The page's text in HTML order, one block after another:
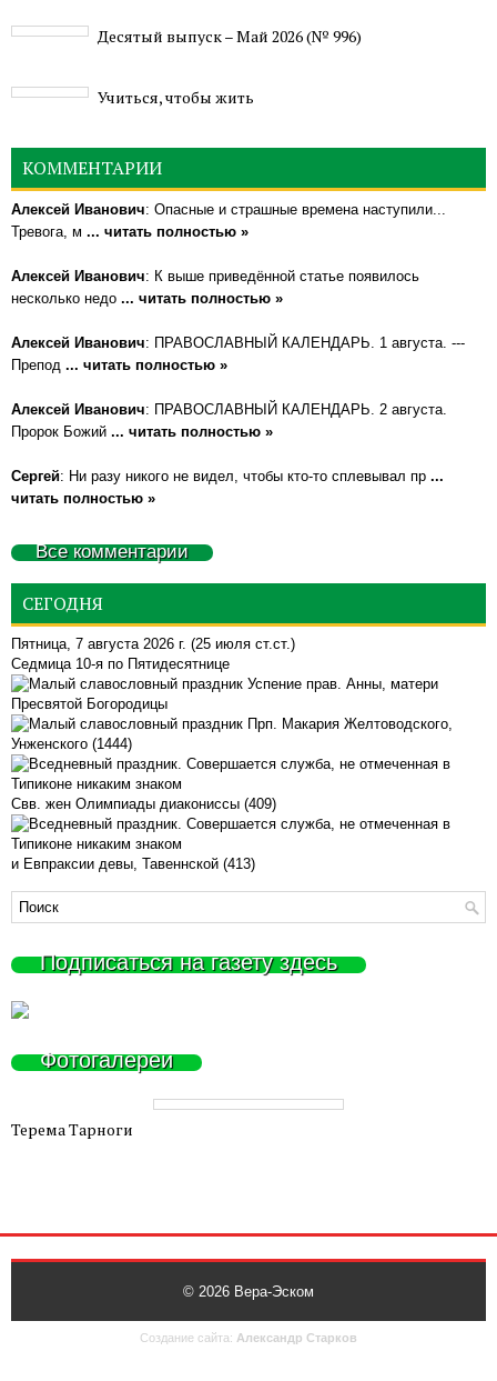
Деcятый выпуск – Май 2026 (№ 996)
Учиться, чтобы жить
КОММЕНТАРИИ
Алексей Иванович: Опасные и страшные времена наступили...
Тревога, м ... читать полностью »
Алексей Иванович: К выше приведённой статье появилось
несколько недо ... читать полностью »
Алексей Иванович: ПРАВОСЛАВНЫЙ КАЛЕНДАРЬ. 1 августа. ---
Препод ... читать полностью »
Алексей Иванович: ПРАВОСЛАВНЫЙ КАЛЕНДАРЬ. 2 августа.
Пророк Божий ... читать полностью »
Сергей: Ни разу никого не видел, чтобы кто-то сплевывал пр ...
читать полностью »
Все комментарии
СЕГОДНЯ
Пятница, 7 августа 2026 г. (25 июля ст.ст.)
Седмица 10-я по Пятидесятнице
Успение прав. Анны, матери
Пресвятой Богородицы
Прп. Макария Желтоводского,
Унженского (1444)
Свв. жен Олимпиады диакониссы (409)
и Евпраксии девы, Тавеннской (413)
Подписаться на газету здесь
Фотогалереи
Терема Тарноги
© 2026 Вера-Эском
Создание сайта: Александр Старков